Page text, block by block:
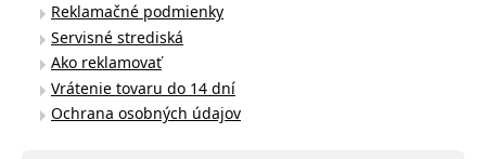
Reklamačné podmienky
Servisné strediská
Ako reklamovať
Vrátenie tovaru do 14 dní
Ochrana osobných údajov